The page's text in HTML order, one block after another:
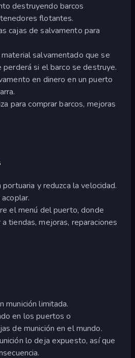
destruyendo barcos
flotantes.
cajas de salvamento para
material salvamentado que se
si el barco se destruye.
en dinero en un puerto
para comprar barcos, mejoras
portuaria y reduzca la velocidad.
el menú del puerto, donde
tiendas, mejoras, reparaciones
munición limitada.
en los puertos o
de munición en el mundo.
lo deja expuesto, así que